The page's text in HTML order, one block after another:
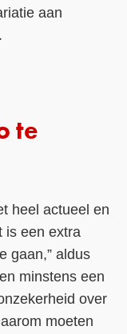
aan
te
heel actueel en
is een extra
gaan,” aldus
minstens een
over
moeten